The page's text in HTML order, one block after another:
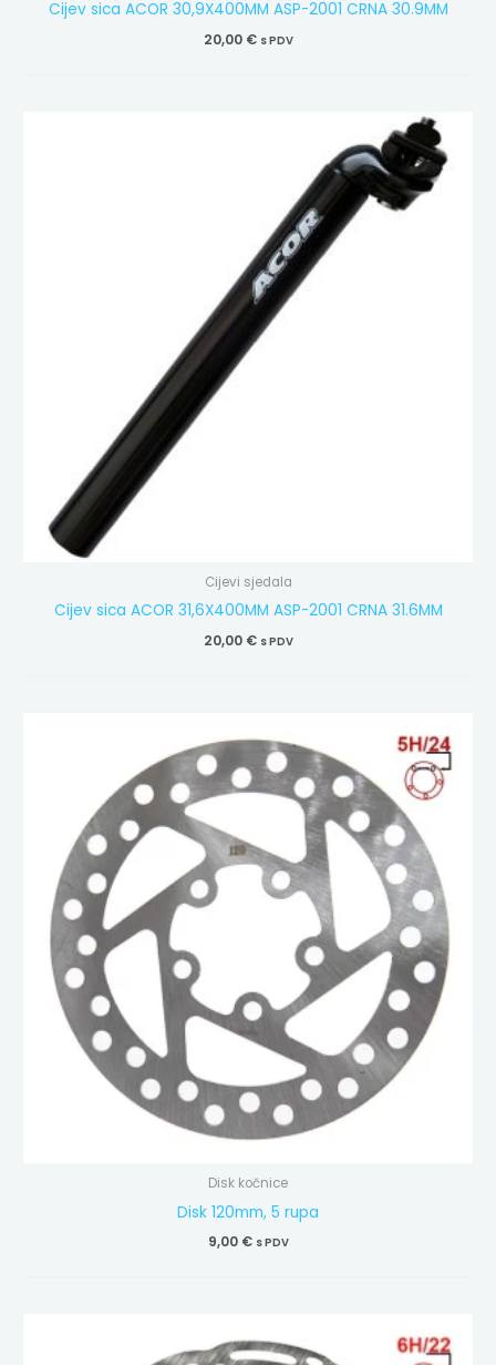
Cijev sica ACOR 30,9X400MM ASP-2001 CRNA 30.9MM
20,00 € s PDV
Cijevi sjedala
Cijev sica ACOR 31,6X400MM ASP-2001 CRNA 31.6MM
20,00 € s PDV
Disk kočnice
Disk 120mm, 5 rupa
9,00 € s PDV